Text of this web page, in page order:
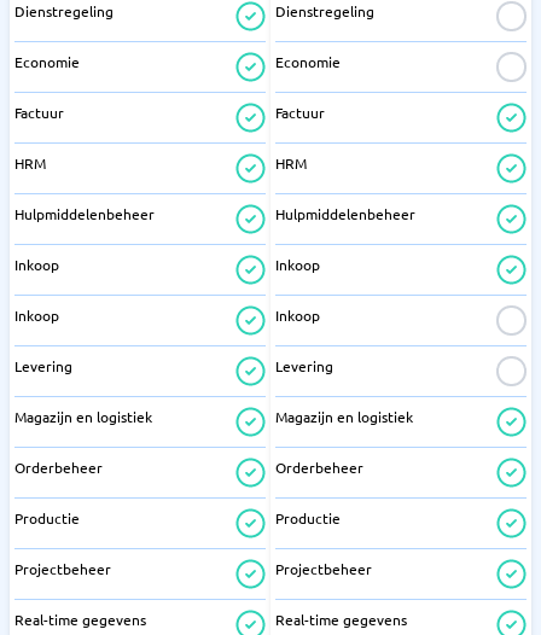
Dienstregeling
Economie
Factuur
HRM
Hulpmiddelenbeheer
Inkoop
Inkoop
Levering
Magazijn en logistiek
Orderbeheer
Productie
Projectbeheer
Real-time gegevens
Dienstregeling
Economie
Factuur
HRM
Hulpmiddelenbeheer
Inkoop
Inkoop
Levering
Magazijn en logistiek
Orderbeheer
Productie
Projectbeheer
Real-time gegevens